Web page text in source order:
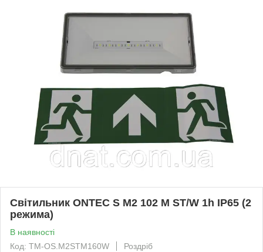
Світильник ONTEC S M2 102 M ST/W 1h IP65 (2
режима)
В наявності
Код: TM-OS.M2STM160W
Роздріб